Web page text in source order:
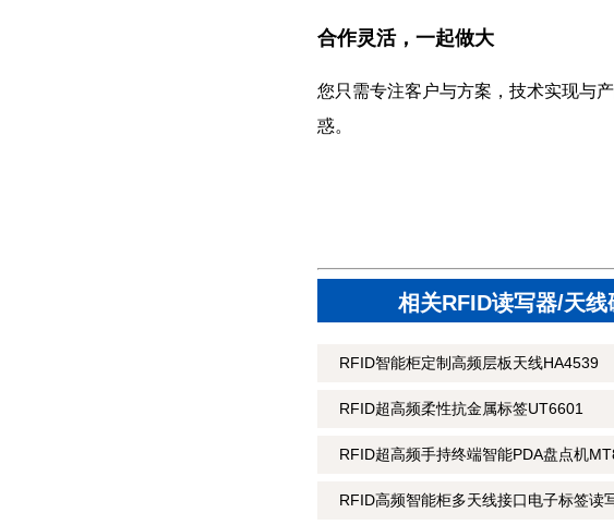
合作灵活，一起做大
您只需专注客户与方案，技术实现与
惑。
相关RFID读写器/天
RFID智能柜定制高频层板天线HA4539
RFID超高频柔性抗金属标签UT6601
RFID超高频手持终端智能PDA盘点机
RFID高频智能柜多天线接口电子标签读